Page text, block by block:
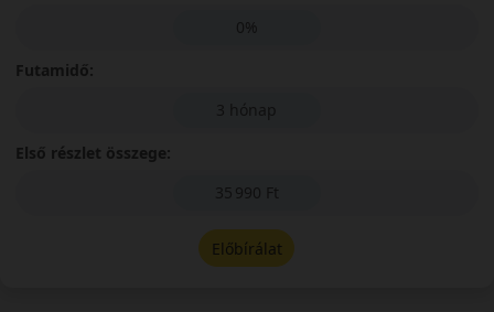
0%
Futamidő:
3 hónap
Első részlet összege:
35 990 Ft
Előbírálat